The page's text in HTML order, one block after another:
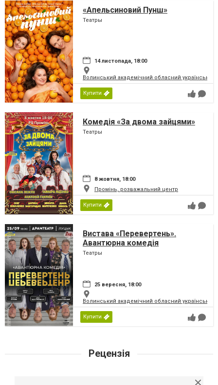
«Апельсиновий Пунш»
Театры
14 листопада, 18:00
Волинський академічний обласний
Купити
Комедія «За двома зайцями»
Театры
8 жовтня, 18:00
Промінь, розважальний центр
Купити
Вистава «Перевертень».
Авантюрна комедія
Театры
25 вересня, 18:00
Волинський академічний обласний
Купити
Рецензія